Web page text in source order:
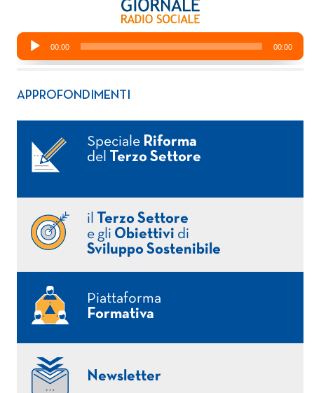
APPROFONDIMENTI
Speciale Riforma
del
Terzo Settore
il
Terzo Settore
e gli Obiettivi di
Sviluppo Sostenibile
Piattaforma
Formativa
Newsletter